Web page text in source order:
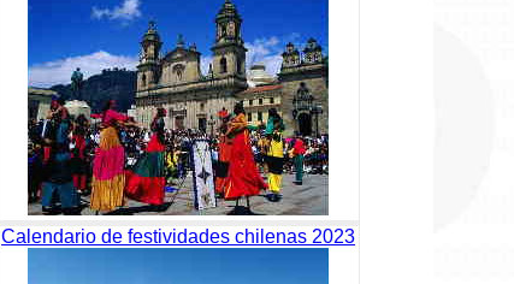
Calendario de festividades chilenas 2023